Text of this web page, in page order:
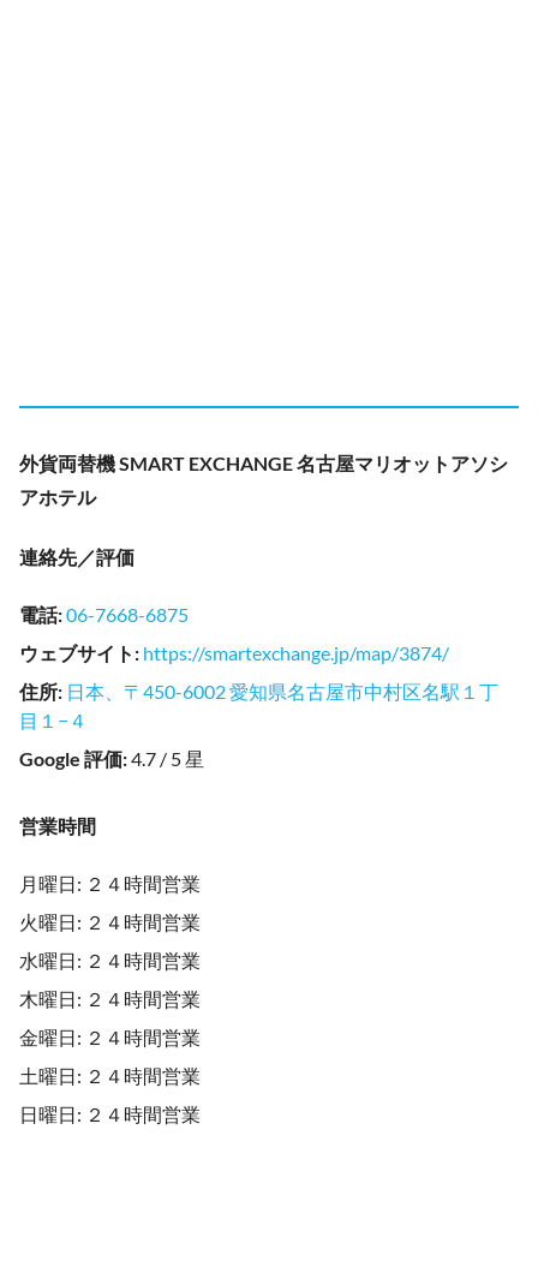
外貨両替機 SMART EXCHANGE 名古屋マリオットアソシ
アホテル
連絡先／評価
電話:06-7668-6875
ウェブサイト : https://smartexchange.jp/map/3874/
住所: 日本、〒450-6002 愛知県名古屋市中村区名駅１丁
目１−４
Google 評価:4.7 / 5 星
営業時間
月曜日: ２４時間営業
火曜日: ２４時間営業
水曜日: ２４時間営業
木曜日: ２４時間営業
金曜日: ２４時間営業
土曜日: ２４時間営業
日曜日: ２４時間営業